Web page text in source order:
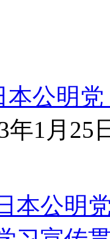
本公明党
年1月25
本公明